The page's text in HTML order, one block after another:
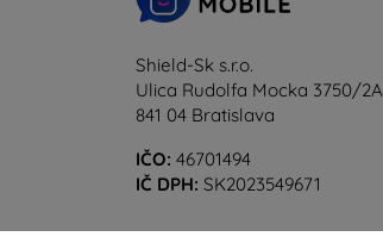
Shield-Sk s.r.o.
Ulica Rudolfa Mocka 3750/2A
841 04 Bratislava
IČO: 46701494
IČ DPH: SK2023549671